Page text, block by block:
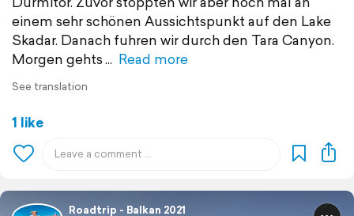
einem sehr schönen Aussichtspunkt auf den Lake
Skadar. Danach fuhren wir durch den Tara Canyon.
Morgen gehts
Read more
See translation
1 like
Roadtrip - Balkan 2021